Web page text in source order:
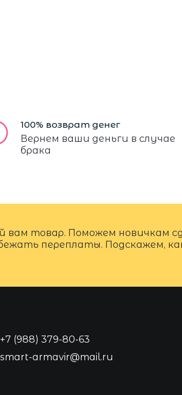
100% возврат денег
Вернем ваши деньги в случае
брака
вам товар. Поможем новичкам
переплаты. Подскажем,
+7 (988) 379-80-63
smart-armavir@mail.ru